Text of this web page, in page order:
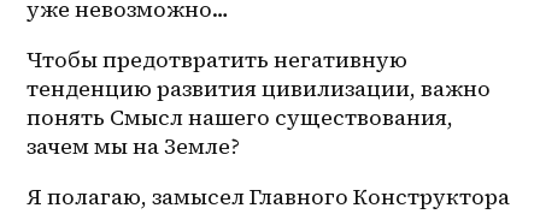
уже невозможно…
Чтобы предотвратить негативную
тенденцию развития цивилизации, важно
понять Смысл нашего существования,
зачем мы на Земле?
Я полагаю, замысел Главного Конструктора